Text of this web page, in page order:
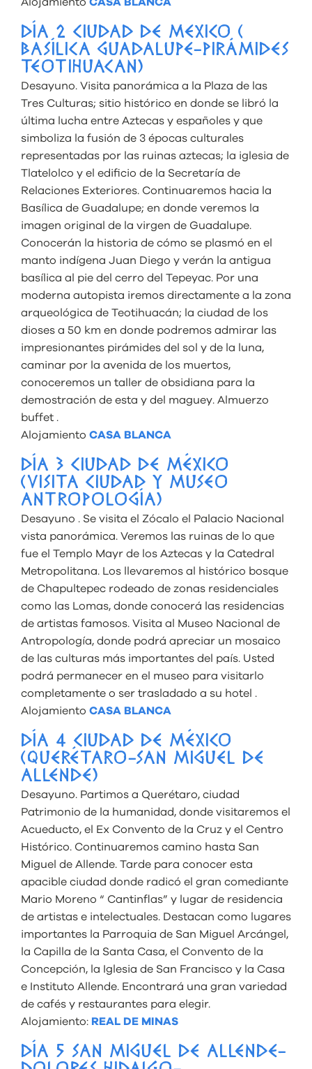
DÍA 2 CIUDAD DE MEXICO (
BASÍLICA GUADALUPE-PIRÁMIDES
TEOTIHUACAN)
Desayuno. Visita panorámica a la Plaza de las
Tres Culturas; sitio histórico en donde se libró la
última lucha entre Aztecas y españoles y que
simboliza la fusión de 3 épocas culturales
representadas por las ruinas aztecas; la iglesia de
Tlatelolco y el edificio de la Secretaría de
Relaciones Exteriores. Continuaremos hacia la
Basílica de Guadalupe; en donde veremos la
imagen original de la virgen de Guadalupe.
Conocerán la historia de cómo se plasmó en el
manto indígena Juan Diego y verán la antigua
basílica al pie del cerro del Tepeyac. Por una
moderna autopista iremos directamente a la zona
arqueológica de Teotihuacán; la ciudad de los
dioses a 50 km en donde podremos admirar las
impresionantes pirámides del sol y de la luna,
caminar por la avenida de los muertos,
conoceremos un taller de obsidiana para la
demostración de esta y del maguey. Almuerzo
buffet .
Alojamiento CASA BLANCA
DÍA 3 CIUDAD DE MÉXICO
(VISITA CIUDAD Y MUSEO
ANTROPOLOGÍA)
Desayuno . Se visita el Zócalo el Palacio Nacional
vista panorámica. Veremos las ruinas de lo que
fue el Templo Mayr de los Aztecas y la Catedral
Metropolitana. Los llevaremos al histórico bosque
de Chapultepec rodeado de zonas residenciales
como las Lomas, donde conocerá las residencias
de artistas famosos. Visita al Museo Nacional de
Antropología, donde podrá apreciar un mosaico
de las culturas más importantes del país. Usted
podrá permanecer en el museo para visitarlo
completamente o ser trasladado a su hotel .
Alojamiento CASA BLANCA
DÍA 4 CIUDAD DE MÉXICO
(QUERÉTARO-SAN MIGUEL DE
ALLENDE)
Desayuno. Partimos a Querétaro, ciudad
Patrimonio de la humanidad, donde visitaremos el
Acueducto, el Ex Convento de la Cruz y el Centro
Histórico. Continuaremos camino hasta San
Miguel de Allende. Tarde para conocer esta
apacible ciudad donde radicó el gran comediante
Mario Moreno “ Cantinflas” y lugar de residencia
de artistas e intelectuales. Destacan como lugares
importantes la Parroquia de San Miguel Arcángel,
la Capilla de la Santa Casa, el Convento de la
Concepción, la Iglesia de San Francisco y la Casa
e Instituto Allende. Encontrará una gran variedad
de cafés y restaurantes para elegir.
Alojamiento: REAL DE MINAS
DÍA 5 SAN MIGUEL DE ALLENDE-